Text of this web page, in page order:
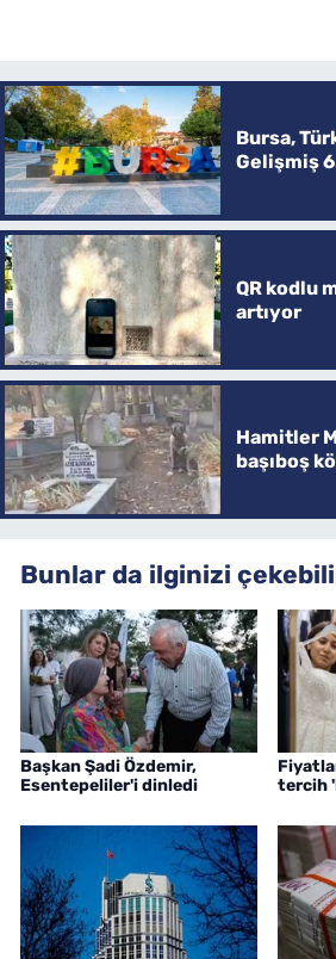
Bursa,
Gelişmiş
QR kodlu
artıyor
Hamitler
başıboş
Bunlar da ilginizi
Başkan Şadi Özdemir,
Esentepeliler'i dinledi
tercih